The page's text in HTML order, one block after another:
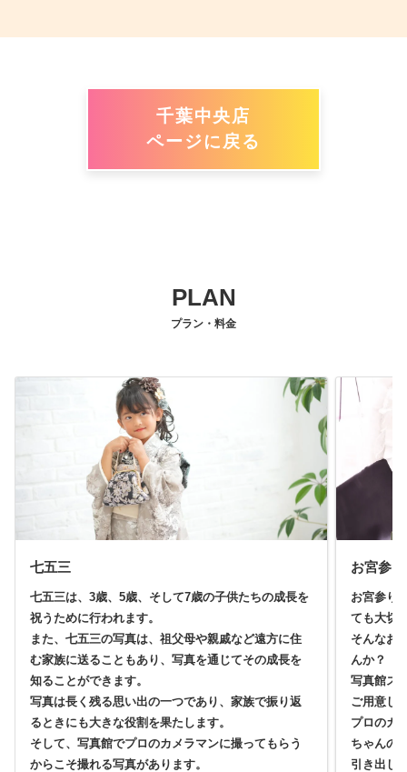
千葉中央店
ページに戻る
PLAN
プラン・料金
七五三
七五三は、3歳、5歳、そして7歳の子供たちの成長を
祝うために行われます。
また、七五三の写真は、祖父母や親戚など遠方に住
む家族に送ることもあり、写真を通じてその成長を
知ることができます。
写真は長く残る思い出の一つであり、家族で振り返
るときにも大きな役割を果たします。
そして、写真館でプロのカメラマンに撮ってもらう
からこそ撮れる写真があります。
お宮参り
お宮参り
ても大切
そんなお
んか？
写真館ス
ご用意し
プロのカ
ちゃんの
引き出し